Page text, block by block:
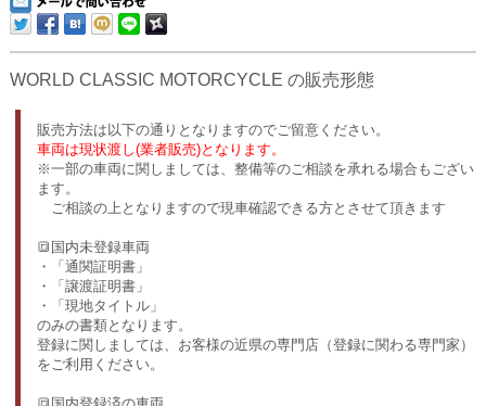
WORLD CLASSIC MOTORCYCLE の販売形態
販売方法は以下の通りとなりますのでご留意ください。
車両は現状渡し(業者販売)となります。
※一部の車両に関しましては、整備等のご相談を承れる場合もござい
ます。
ご相談の上となりますので現車確認できる方とさせて頂きます
🔳国内未登録車両
・「通関証明書」
・「譲渡証明書」
・「現地タイトル」
のみの書類となります。
登録に関しましては、お客様の近県の専門店（登録に関わる専門家）
をご利用ください。